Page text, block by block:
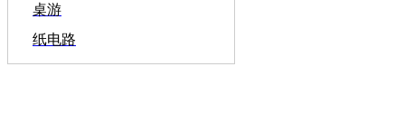
桌游
纸电路